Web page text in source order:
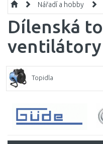
Nářadí a hobby
Dílenská
ventilátory
Topidla